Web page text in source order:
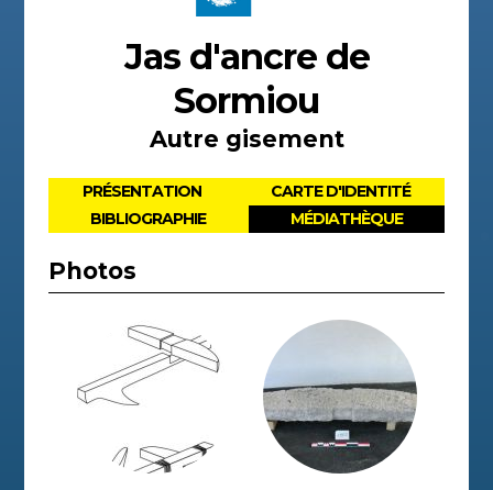
Jas d'ancre de
Sormiou
Autre gisement
PRÉSENTATION
CARTE D'IDENTITÉ
BIBLIOGRAPHIE
MÉDIATHÈQUE
Photos